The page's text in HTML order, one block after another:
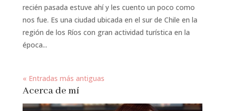
recién pasada estuve ahí y les cuento un poco como
nos fue. Es una ciudad ubicada en el sur de Chile en la
región de los Ríos con gran actividad turística en la
época...
« Entradas más antiguas
Acerca de mí